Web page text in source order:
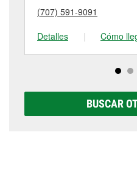
tienda #2575 para
(707) 591-9091
Detalles
| Cómo
BUSCAR